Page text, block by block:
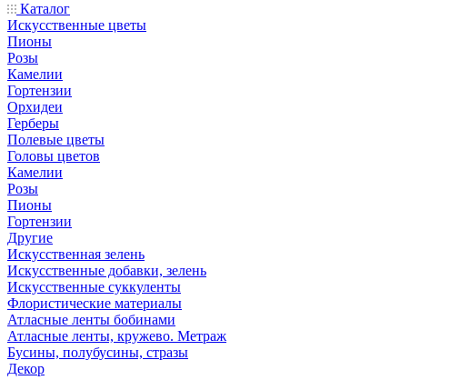
Каталог
Искусственные цветы
Пионы
Розы
Камелии
Гортензии
Орхидеи
Герберы
Полевые цветы
Головы цветов
Камелии
Розы
Пионы
Гортензии
Другие
Искусственная зелень
Искусственные добавки, зелень
Искусственные суккуленты
Флористические материалы
Атласные ленты бобинами
Атласные ленты, кружево. Метраж
Бусины, полубусины, стразы
Декор